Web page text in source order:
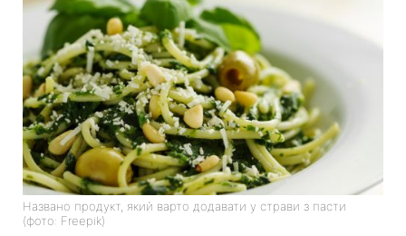
Названо продукт, який варто додавати у страви з пасти
(фото: Freepik)